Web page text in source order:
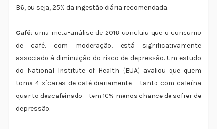
B6, ou seja, 25% da ingestão diária recomendada.
Café: uma meta-análise de 2016 concluiu que o consumo
de café, com moderação, está significativamente
associado à diminuição do risco de depressão. Um estudo
do National Institute of Health (EUA) avaliou que quem
toma 4 xícaras de café diariamente – tanto com cafeína
quanto descafeinado – tem 10% menos chance de sofrer de
depressão.